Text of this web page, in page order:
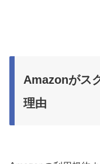
Amazonがス
理由